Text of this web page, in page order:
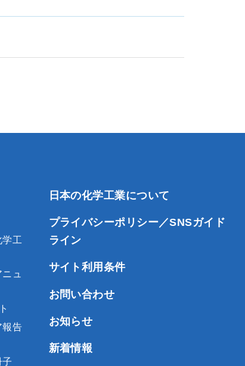
工
ュ
報告
日本の化学工業について
プライバシーポリシー／SNSガイド
ライン
サイト利用条件
お問い合わせ
お知らせ
新着情報